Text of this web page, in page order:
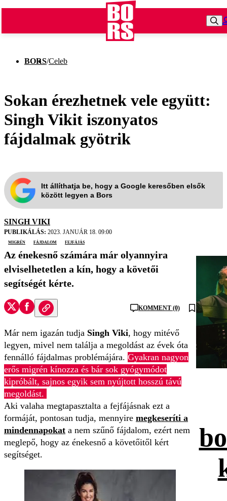
BORS/Celeb
Sokan érezhetnek vele együtt:
Singh Vikit iszonyatos
fájdalmak gyötrik
Itt állíthatja be, hogy a Google keresőben elsők
között legyen a Bors
SINGH VIKI
PUBLIKÁLÁS: 2023. JANUÁR 18. 09:00
migrén
fájdalom fejfájás
Az énekesnő számára már olyannyira
elviselhetetlen a kín, hogy a követői
segítségét kérte.
KOMMENT (0)
Már nem igazán tudja Singh Viki, hogy mitévő
legyen, mivel nem találja a megoldást az évek óta
fennálló fájdalmas problémájára. Gyakran nagyon
erős migrén kínozza és bár sok gyógymódot
kipróbált, sajnos egyik sem nyújtott hosszú távú
megoldást.
Aki valaha megtapasztalta a fejfájásnak ezt a
formáját, pontosan tudja, mennyire megkeseríti a
mindennapokat a nem szűnő fájdalom, ezért nem
meglepő, hogy az énekesnő a követőitől kért
segítséget.